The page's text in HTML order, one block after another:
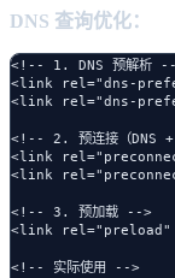
DNS 查询优化：
<!-- 1. DNS 预解析
<link rel="dns-
<link rel="dns-
<!-- 2. 预连接（DNS
<link
<link
<!-- 3. 预加载 -->
<link
<!-- 实际使用 -->